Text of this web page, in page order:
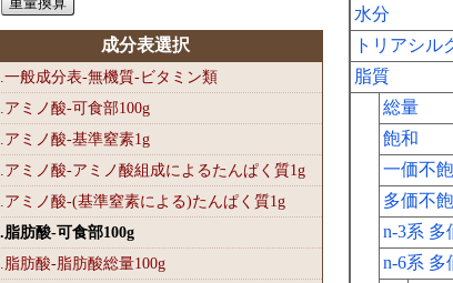
成分表選択
一般成分表-無機質-ビタミン類
アミノ酸-可食部100g
アミノ酸-基準窒素1g
アミノ酸-アミノ酸組成によるたんぱく質1g
アミノ酸-(基準窒素による)たんぱく質1g
脂肪酸-可食部100g
脂肪酸-脂肪酸総量100g
水分
トリアシル
脂質
総量
飽和
一価不
多価不
n-3系 多
n-6系 多